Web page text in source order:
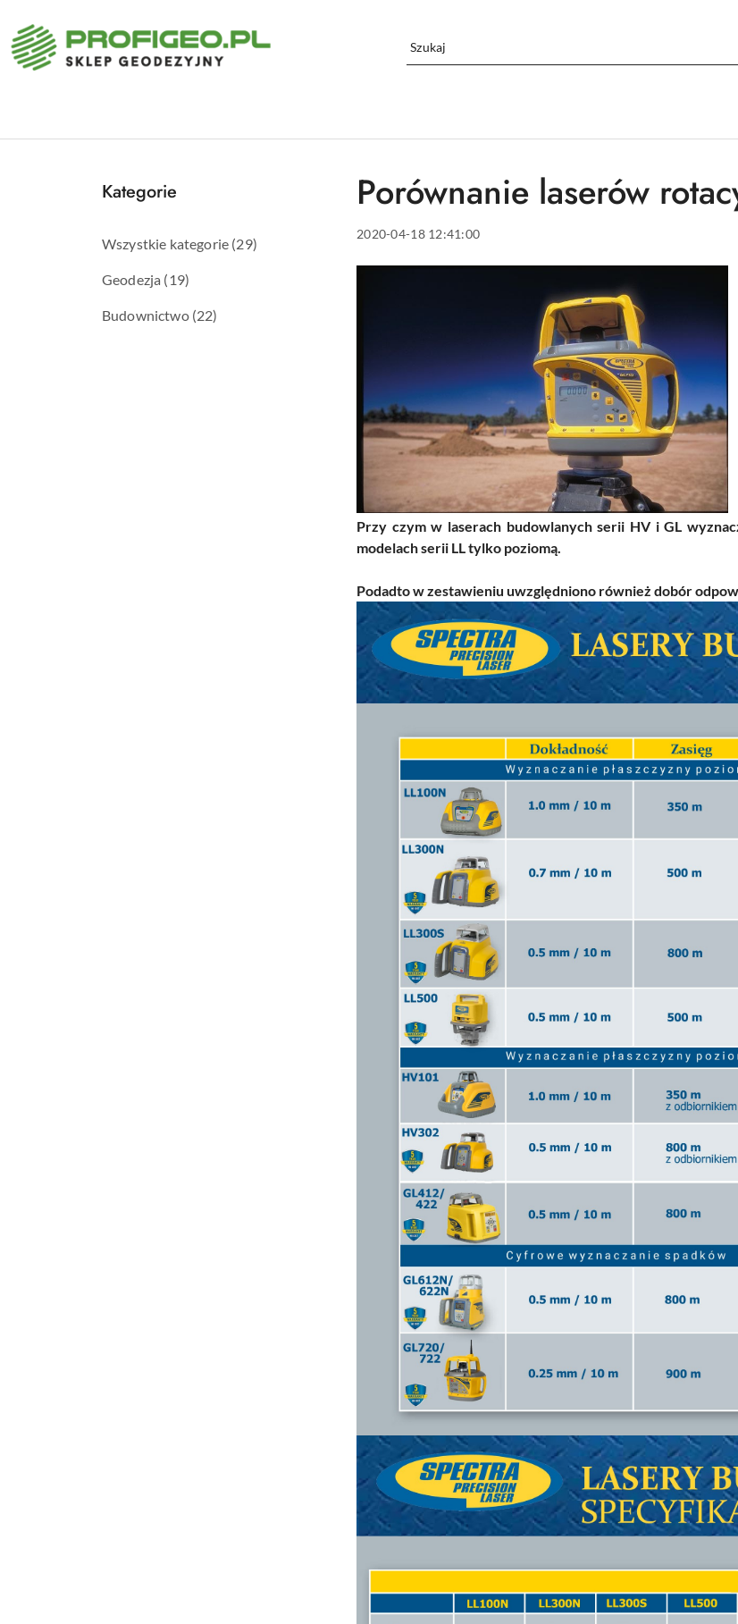
Kategorie
Wszystkie kategorie (29)
Geodezja (19)
Budownictwo (22)
Porównanie laserów
2020-04-18 12:41:00
Przy czym w laserach budowlanych serii HV i GL
modelach serii LL tylko poziomą.
Podadto w zestawieniu uwzględniono również dobór